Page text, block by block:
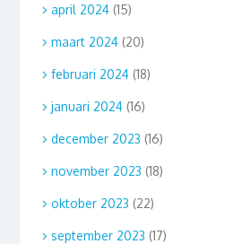
april 2024(15)
maart 2024(20)
februari 2024(18)
januari 2024(16)
december 2023 (16)
november 2023 (18)
oktober 2023 (22)
september 2023 (17)